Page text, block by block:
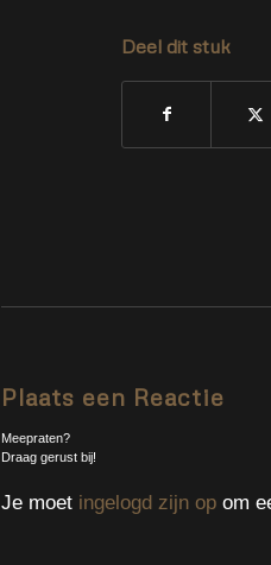
Deel dit stuk
Plaats een Reactie
Meepraten?
Draag gerust bij!
Je moet ingelogd zijn op om